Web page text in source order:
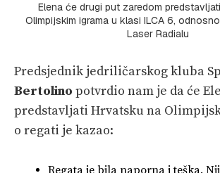
Elena će drugi put zaredom
Olimpijskim igrama u klasi ILCA 6,
Laser Radialu
Predsjednik jedriličarskog kluba
Bertolino potvrdio nam je da će
predstavljati Hrvatsku na
o regati je kazao:
Regata je bila naporna i teška.